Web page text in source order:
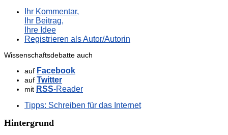
Ihr Kommentar,
Ihr Beitrag,
Ihre Idee
Registrieren als Autor/Autorin
Wissenschaftsdebatte auch
auf Facebook
auf Twitter
mit RSS-Reader
Tipps: Schreiben für das Internet
Hintergrund